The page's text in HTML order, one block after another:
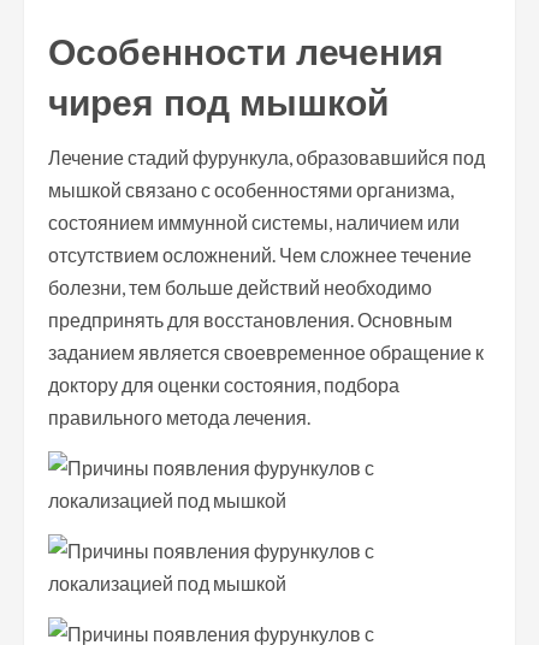
Особенности лечения
чирея под мышкой
Лечение стадий фурункула, образовавшийся под
мышкой связано с особенностями организма,
состоянием иммунной системы, наличием или
отсутствием осложнений. Чем сложнее течение
болезни, тем больше действий необходимо
предпринять для восстановления. Основным
заданием является своевременное обращение к
доктору для оценки состояния, подбора
правильного метода лечения.